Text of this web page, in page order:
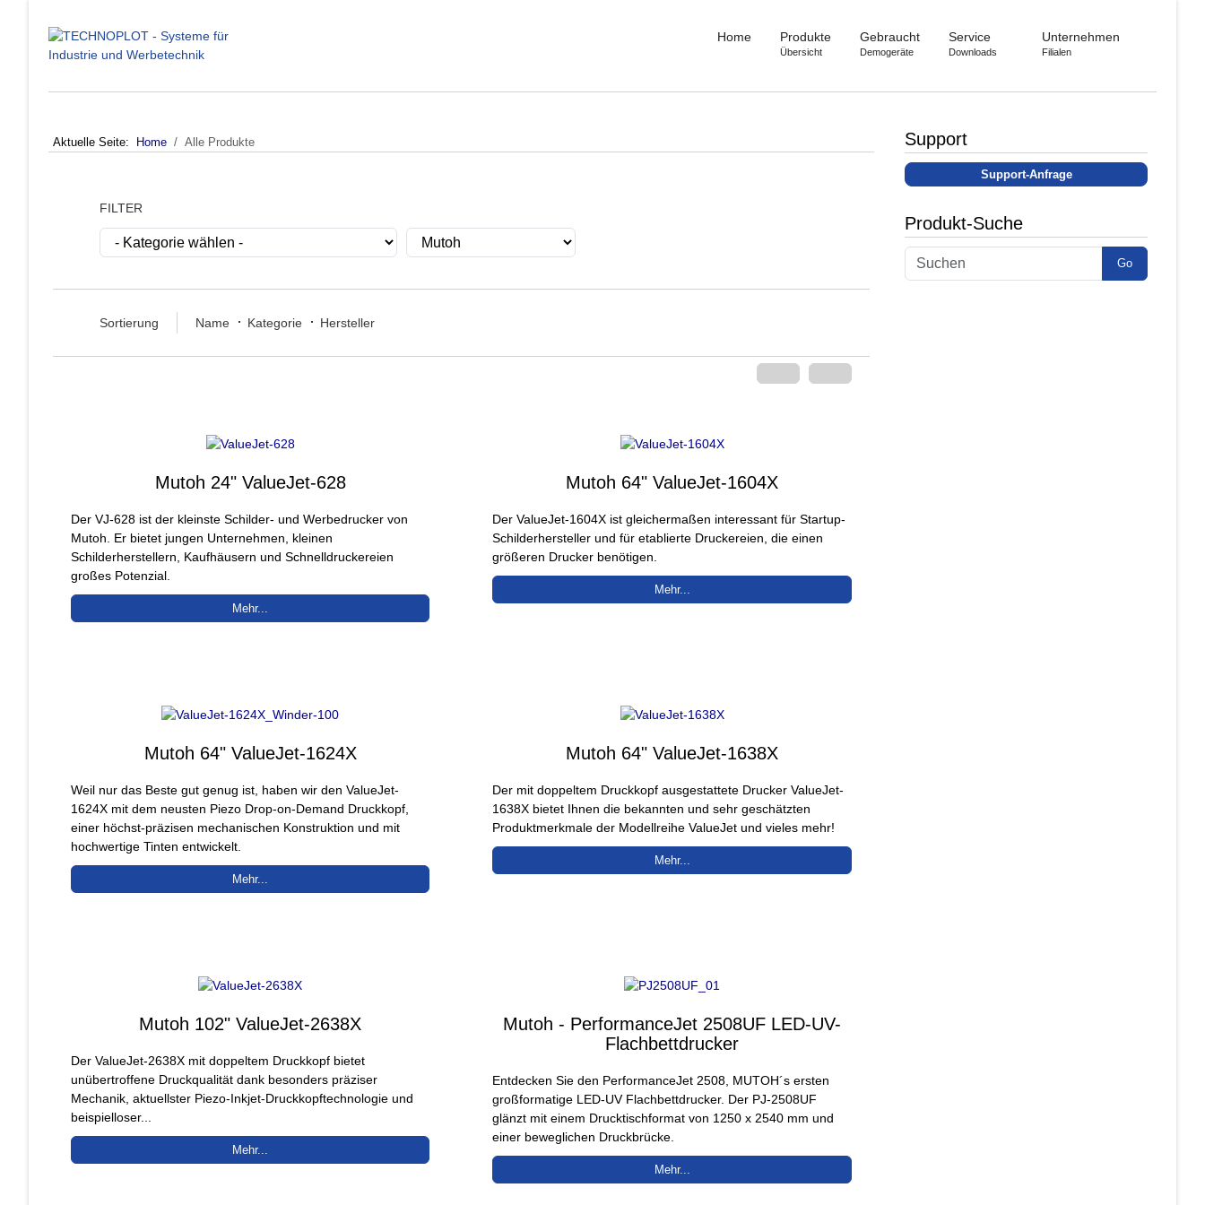
Home Produkte
Übersicht
Gebraucht
Demogeräte
Service
Downloads
Unternehmen
Filialen
Aktuelle Seite: Home Alle Produkte
FILTER
Sortierung Name Kategorie Hersteller
Mutoh 24" ValueJet-628
Der VJ-628 ist der kleinste Schilder- und Werbedrucker von
Mutoh. Er bietet jungen Unternehmen, kleinen
Schilderherstellern, Kaufhäusern und Schnelldruckereien
großes Potenzial.
Mehr...
Mutoh 64" ValueJet-1604X
Der ValueJet-1604X ist gleichermaßen interessant für Startup-
Schilderhersteller und für etablierte Druckereien, die einen
größeren Drucker benötigen.
Mehr...
Mutoh 64" ValueJet-1624X
Weil nur das Beste gut genug ist, haben wir den ValueJet-
1624X mit dem neusten Piezo Drop-on-Demand Druckkopf,
einer höchst-präzisen mechanischen Konstruktion und mit
hochwertige Tinten entwickelt.
Mehr...
Mutoh 64" ValueJet-1638X
Der mit doppeltem Druckkopf ausgestattete Drucker ValueJet-
1638X bietet Ihnen die bekannten und sehr geschätzten
Produktmerkmale der Modellreihe ValueJet und vieles mehr!
Mehr...
Mutoh 102" ValueJet-2638X
Der ValueJet-2638X mit doppeltem Druckkopf bietet
unübertroffene Druckqualität dank besonders präziser
Mechanik, aktuellster Piezo-Inkjet-Druckkopftechnologie und
beispielloser...
Mehr...
Mutoh - PerformanceJet 2508UF LED-UV-
Flachbettdrucker
Entdecken Sie den PerformanceJet 2508, MUTOH´s ersten
großformatige LED-UV Flachbettdrucker. Der PJ-2508UF
glänzt mit einem Drucktischformat von 1250 x 2540 mm und
einer beweglichen Druckbrücke.
Mehr...
Support
Support-Anfrage
Produkt-Suche
Go